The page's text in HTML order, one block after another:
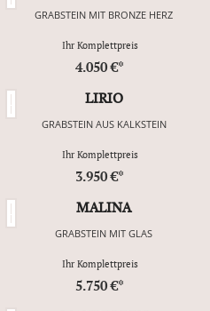
GRABSTEIN MIT BRONZE HERZ
Ihr Komplettpreis
4.050 €*
LIRIO
GRABSTEIN AUS KALKSTEIN
Ihr Komplettpreis
3.950 €*
MALINA
GRABSTEIN MIT GLAS
Ihr Komplettpreis
5.750 €*